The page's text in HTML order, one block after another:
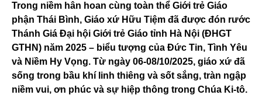
Trong niềm hân hoan cùng toàn thể Giới trẻ Giáo
phận Thái Bình, Giáo xứ Hữu Tiệm đã được đón rước
Thánh Giá Đại hội Giới trẻ Giáo tỉnh Hà Nội (ĐHGT
GTHN) năm 2025 – biểu tượng của Đức Tin, Tình Yêu
và Niềm Hy Vọng. Từ ngày 06-08/10/2025, giáo xứ đã
sống trong bầu khí linh thiêng và sốt sắng, tràn ngập
niềm vui, ơn phúc và sự hiệp thông trong Chúa Ki-tô.